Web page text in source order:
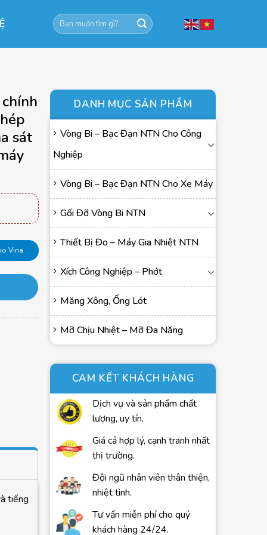
Tìm
kiếm:
DANH MỤC SẢN PHẨM
Vòng Bi – Bạc Đạn NTN Cho Công
Nghiệp
Vòng Bi – Bạc Đạn NTN Cho Xe Máy
Gối Đỡ Vòng Bi NTN
Thiết Bị Đo – Máy Gia Nhiệt NTN
Xích Công Nghiệp – Phớt
Măng Xông, Ống Lót
Mỡ Chịu Nhiệt – Mỡ Đa Năng
CAM KẾT KHÁCH HÀNG
Dịch vụ và sản phẩm chất
lượng, uy tín.
Giá cả hợp lý, cạnh tranh nhất
thị trường.
Đội ngũ nhân viên thân thiện,
nhiệt tình.
Tư vấn miễn phí cho quý
khách hàng 24/24.
sát
Vina
tiếng